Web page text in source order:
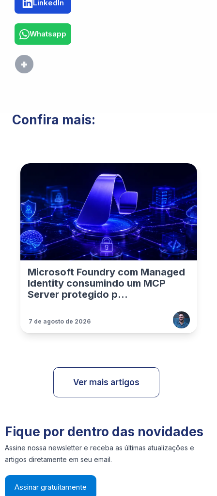
LinkedIn
Whatsapp
Confira mais:
Microsoft Foundry com Managed
Identity consumindo um MCP
Server protegido p...
7 de agosto de 2026
Ver mais artigos
Fique por dentro das novidades
Assine nossa newsletter e receba as últimas atualizações e
artigos diretamente em seu email.
Assinar gratuitamente